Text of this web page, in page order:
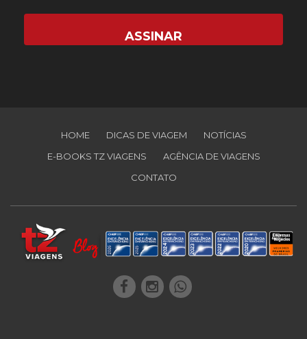
HOME DICAS DE VIAGEM
NOTÍCIAS
E-BOOKS TZ VIAGENS
AGÊNCIA DE VIAGENS
CONTATO